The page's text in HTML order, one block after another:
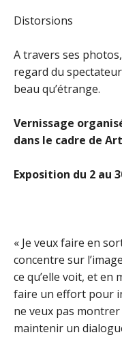
Distorsions
A travers ses photos,
regard du
beau qu’étrange.
Vernissage
dans le cadre de
Exposition du 2 au
« Je veux faire en
concentre sur
ce qu’elle voit, et en
faire un effort pour
ne veux pas
maintenir un